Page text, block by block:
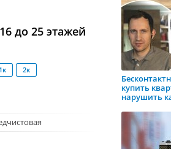
до 25 этажей
1к 2к
купить
нарушить